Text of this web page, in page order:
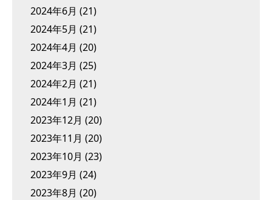
2024年6月 (21)
2024年5月 (21)
2024年4月 (20)
2024年3月 (25)
2024年2月 (21)
2024年1月 (21)
2023年12月 (20)
2023年11月 (20)
2023年10月 (23)
2023年9月 (24)
2023年8月 (20)